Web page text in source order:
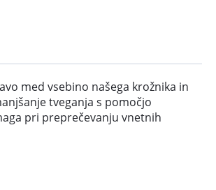
med vsebino našega krožnika in
tveganja s pomočjo
pri preprečevanju vnetnih